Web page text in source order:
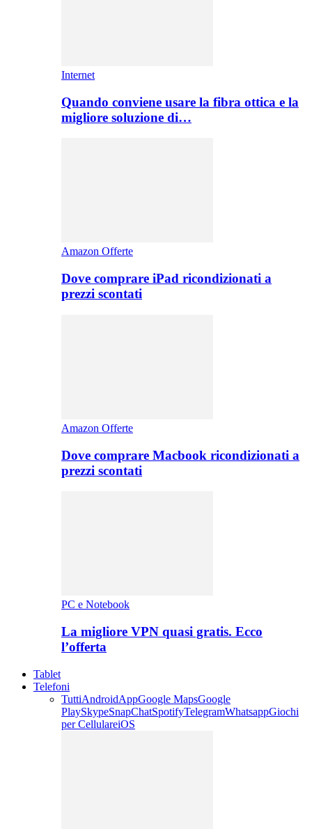
Internet
Quando conviene usare la fibra ottica e la
migliore soluzione di…
Amazon Offerte
Dove comprare iPad ricondizionati a
prezzi scontati
Amazon Offerte
Dove comprare Macbook ricondizionati a
prezzi scontati
PC e Notebook
La migliore VPN quasi gratis. Ecco
l’offerta
Tablet
Telefoni
TuttiAndroidAppGoogle MapsGoogle
PlaySkypeSnapChatSpotifyTelegramWhatsappGiochi
per CellulareiOS